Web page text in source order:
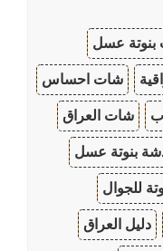
عسل
شات احساس
شات العراق
بنوتة عسل
للجوال
دليل العراق